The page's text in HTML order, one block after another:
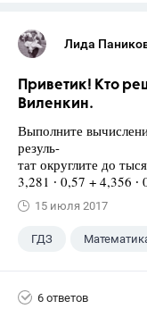
Лида
Приветик! Кто
Виленкин.
Выполните
резуль-
тат округлите до
3,281 ∙ 0,57 + 4,356
15 июля 2017
ГДЗ
6 ответов